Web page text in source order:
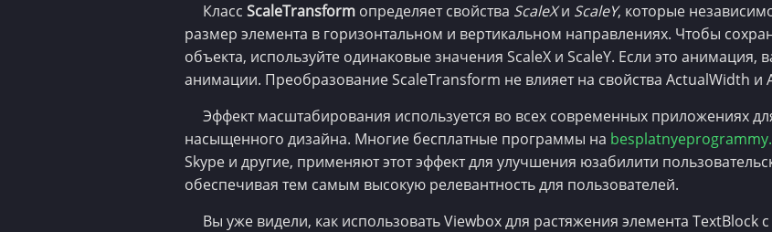
Класс ScaleTransform определяет свойства ScaleXи ScaleY, которые
размер элемента в горизонтальном и вертикальном направлениях. Чтобы
объекта, используйте одинаковые значения ScaleX и ScaleY. Если это анимация,
анимации. Преобразование ScaleTransform не влияет на свойства ActualWidth и
Эффект масштабирования используется во всех современных приложениях
насыщенного дизайна. Многие бесплатные программы на
Skype и другие, применяют этот эффект для улучшения юзабилити
обеспечивая тем самым высокую релевантность для пользователей.
Вы уже видели, как использовать Viewbox для растяжения элемента